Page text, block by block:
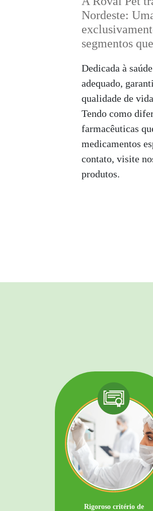
Nordeste:
segmentos
Dedicada à
adequado,
qualidade de
Tendo como
farmacêuticas
medicamentos
contato, visite
produtos.
Rigoroso critério de